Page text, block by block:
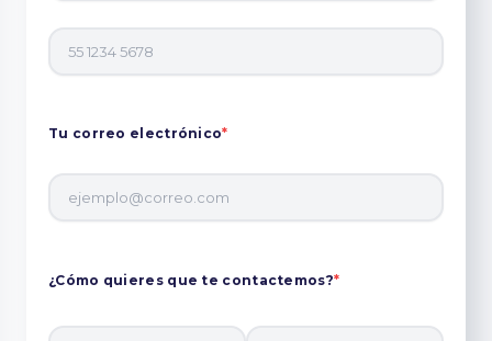
Tu correo electrónico*
¿Cómo quieres que te contactemos?*